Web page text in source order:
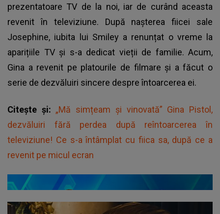
prezentatoare TV de la noi, iar de curând aceasta
revenit în televiziune. După nașterea fiicei sale
Josephine, iubita lui Smiley a renunțat o vreme la
aparițiile TV și s-a dedicat vieții de familie. Acum,
Gina a revenit pe platourile de filmare și a făcut o
serie de dezvăluiri sincere despre întoarcerea ei.
Citește și: „Mă simțeam și vinovată” Gina Pistol,
dezvăluiri fără perdea după reîntoarcerea în
televiziune! Ce s-a întâmplat cu fiica sa, după ce a
revenit pe micul ecran